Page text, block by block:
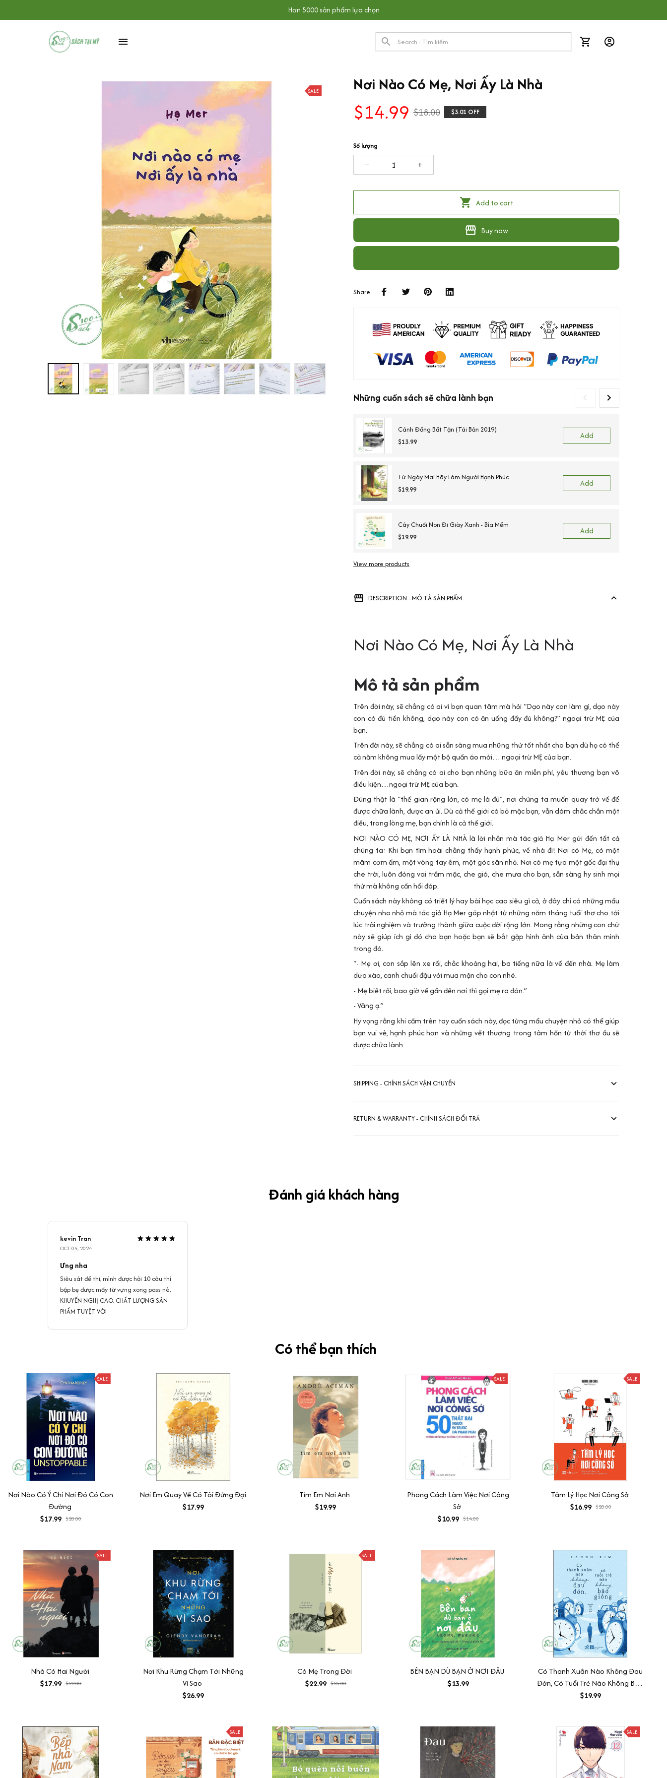
Hơn 5000 sản phẩm lựa chọn
SALE Nơi Nào Có Mẹ, Nơi Ấy Là Nhà
$14.99 $18.00 $3.01 OFF
Số lượng
Add to cart
Buy now
Share
Những cuốn sách sẽ chữa lành bạn
Cánh Đồng Bất Tận (Tái Bản 2019)
$13.99
Add
Từ Ngày Mai Hãy Làm Người Hạnh Phúc
$19.99
Add
Cây Chuối Non Đi Giày Xanh - Bìa Mềm
$19.99
Add
View more products
DESCRIPTION - MÔ TẢ SẢN PHẨM
Nơi Nào Có Mẹ, Nơi Ấy Là Nhà
Mô tả sản phẩm
Trên đời này, sẽ chẳng có ai vì bạn quan tâm mà hỏi “Dạo này con làm gì, dạo này
con có đủ tiền không, dạo này con có ăn uống đầy đủ không?” ngoại trừ MẸ của
bạn.
Trên đời này, sẽ chẳng có ai sẵn sàng mua những thứ tốt nhất cho bạn dù họ có thể
cả năm không mua lấy một bộ quần áo mới… ngoại trừ MẸ của bạn.
Trên đời này, sẽ chẳng có ai cho bạn những bữa ăn miễn phí, yêu thương bạn vô
điều kiện…ngoại trừ MẸ của bạn.
Đúng thật là “thế gian rộng lớn, có mẹ là đủ”, nơi chúng ta muốn quay trở về để
được chữa lành, được an ủi. Dù cả thế giới có bỏ mặc bạn, vẫn dám chắc chắn một
điều, trong lòng mẹ, bạn chính là cả thế giới.
NƠI NÀO CÓ MẸ, NƠI ẤY LÀ NHÀ là lời nhắn mà tác giả Hạ Mer gửi đến tất cả
chúng ta: Khi bạn tìm hoài chẳng thấy hạnh phúc, về nhà đi! Nơi có Mẹ, có một
mâm cơm ấm, một vòng tay êm, một góc sân nhỏ. Nơi có mẹ tựa một gốc đại thụ
che trời, luôn đóng vai trầm mặc, che gió, che mưa cho bạn, sẵn sàng hy sinh mọi
thứ mà không cần hồi đáp.
Cuốn sách này không có triết lý hay bài học cao siêu gì cả, ở đây chỉ có những mẩu
chuyện nho nhỏ mà tác giả Hạ Mer góp nhặt từ những năm tháng tuổi thơ cho tới
lúc trải nghiệm và trưởng thành giữa cuộc đời rộng lớn. Mong rằng những con chữ
này sẽ giúp ích gì đó cho bạn hoặc bạn sẽ bắt gặp hình ảnh của bản thân mình
trong đó.
“- Mẹ ơi, con sắp lên xe rồi, chắc khoảng hai, ba tiếng nữa là về đến nhà. Mẹ làm
dưa xào, canh chuối đậu với mua mận cho con nhé.
- Mẹ biết rồi, bao giờ về gần đến nơi thì gọi mẹ ra đón.”
- Vâng ạ.”
Hy vọng rằng khi cầm trên tay cuốn sách này, đọc từng mẩu chuyện nhỏ có thể giúp
bạn vui vẻ, hạnh phúc hơn và những vết thương trong tâm hồn từ thời thơ ấu sẽ
được chữa lành
SHIPPING - CHÍNH SÁCH VẬN CHUYỂN
RETURN & WARRANTY - CHÍNH SÁCH ĐỔI TRẢ
Đánh giá khách hàng
kevin Tran
OCT 04, 2024
Ưng nha
Siêu sát đề thi, mình được hỏi 10 câu thì
bập bẹ được mấy từ vựng xong pass nè,
KHUYẾN NGHỊ CAO, CHẤT LƯỢNG SẢN
PHẨM TUYỆT VỜI
Có thể bạn thích
SALE
Nơi Nào Có Ý Chí Nơi Đó Có Con
Đường
$17.99 $20.00
Nơi Em Quay Về Có Tôi Đứng Đợi
$17.99
Tìm Em Nơi Anh
$19.99
SALE
Phong Cách Làm Việc Nơi Công
Sở
$10.99 $14.00
SALE
Tâm Lý Học Nơi Công Sở
$16.99 $20.00
SALE
Nhà Có Hai Người
$17.99 $22.00
Nơi Khu Rừng Chạm Tới Những
Vì Sao
$26.99
SALE
Có Mẹ Trong Đời
$22.99 $25.00
BÊN BẠN DÙ BẠN Ở NƠI ĐÂU
$13.99
Có Thanh Xuân Nào Không Đau
Đớn, Có Tuổi Trẻ Nào Không Bão
Giông
$19.99
SALE SALE